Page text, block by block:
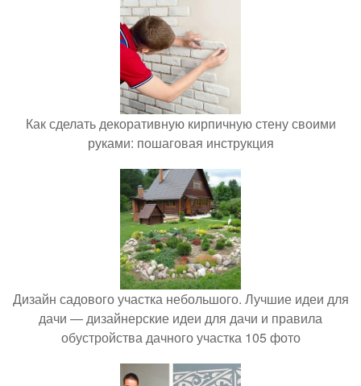
Как сделать декоративную кирпичную стену своими
руками: пошаговая инструкция
Дизайн садового участка небольшого. Лучшие идеи для
дачи — дизайнерские идеи для дачи и правила
обустройства дачного участка 105 фото